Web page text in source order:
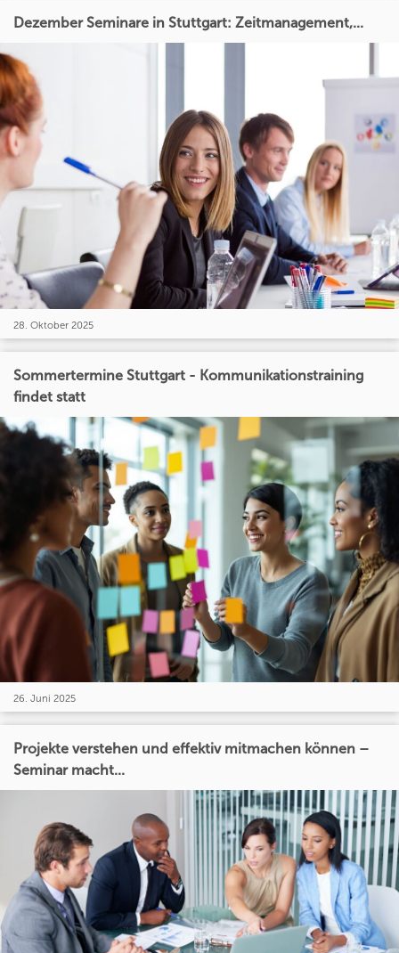
Dezember Seminare in Stuttgart: Zeitmanagement,...
28. Oktober 2025
Sommertermine Stuttgart - Kommunikationstraining
findet statt
26. Juni 2025
Projekte verstehen und effektiv mitmachen können –
Seminar macht...